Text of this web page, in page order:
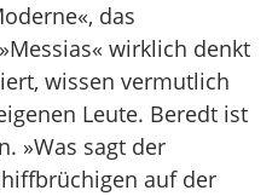
das
wirklich denkt
wissen vermutlich
Leute. Beredt ist
»Was sagt der
auf der